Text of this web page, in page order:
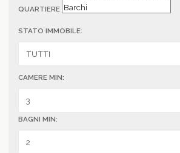
QUARTIERE
STATO IMMOBILE:
CAMERE MIN:
BAGNI MIN: